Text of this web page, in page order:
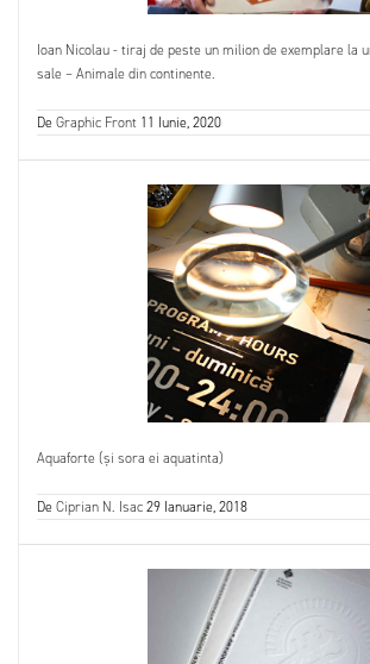
Ioan Nicolau - tiraj de peste un milion de exemplare la
sale – Animale din continente.
DeGraphic Front 11 Iunie, 2020
Aquaforte (și sora ei aquatinta)
DeCiprian N. Isac29 Ianuarie, 2018